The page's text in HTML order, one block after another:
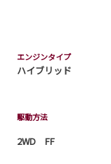
エンジンタイプ
ハイブリッド
駆動方法
2WD FF